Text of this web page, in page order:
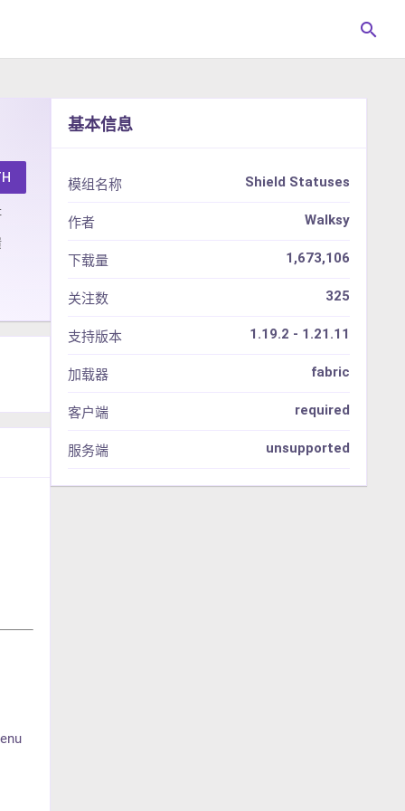
search
基本信息
模组名称 Shield Statuses
作者 Walksy
下载量 1,673,106
关注数 325
支持版本 1.19.2 - 1.21.11
加载器 fabric
客户端 required
服务端 unsupported